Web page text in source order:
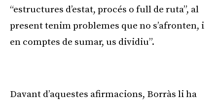
“estructures d’estat, procés o full de ruta”, al
present tenim problemes que no s’afronten, i
en comptes de sumar, us dividiu”.
Davant d’aquestes afirmacions, Borràs li ha